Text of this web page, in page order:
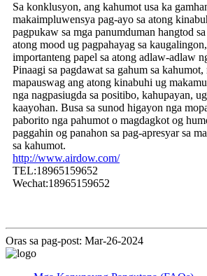
Sa konklusyon, ang kahumot usa ka
makaimpluwensya pag-ayo sa atong
pagpukaw sa mga panumduman hangtod
atong mood ug pagpahayag sa
importanteng papel sa atong adlaw-adlaw
Pinaagi sa pagdawat sa gahum sa
mapauswag ang atong kinabuhi ug
nga nagpasiugda sa positibo, kahupayan,
kaayohan. Busa sa sunod higayon nga
paborito nga pahumot o magdagkot og
paggahin og panahon sa pag-apresyar sa
sa kahumot.
http://www.airdow.com/
TEL:18965159652
Wechat:18965159652
Oras sa pag-post: Mar-26-2024